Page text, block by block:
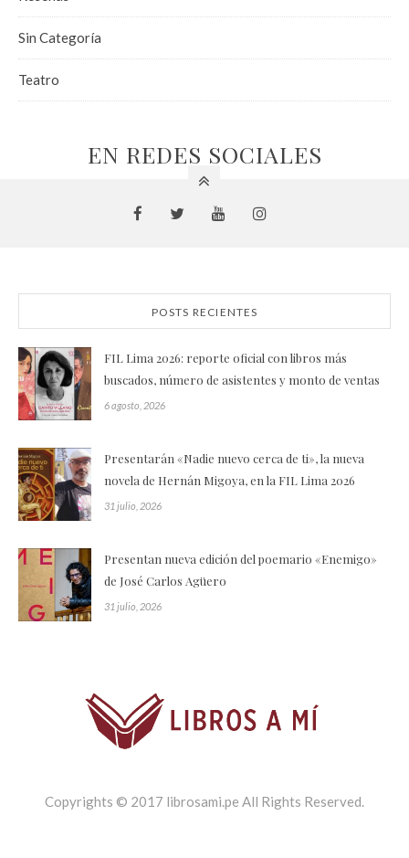
Sin Categoría
Teatro
EN REDES SOCIALES
POSTS RECIENTES
FIL Lima 2026: reporte oficial con libros más
buscados, número de asistentes y monto de ventas
6 agosto, 2026
Presentarán «Nadie nuevo cerca de ti», la nueva
novela de Hernán Migoya, en la FIL Lima 2026
31 julio, 2026
Presentan nueva edición del poemario «Enemigo»
de José Carlos Agüero
31 julio, 2026
Copyrights © 2017 librosami.pe All Rights Reserved.